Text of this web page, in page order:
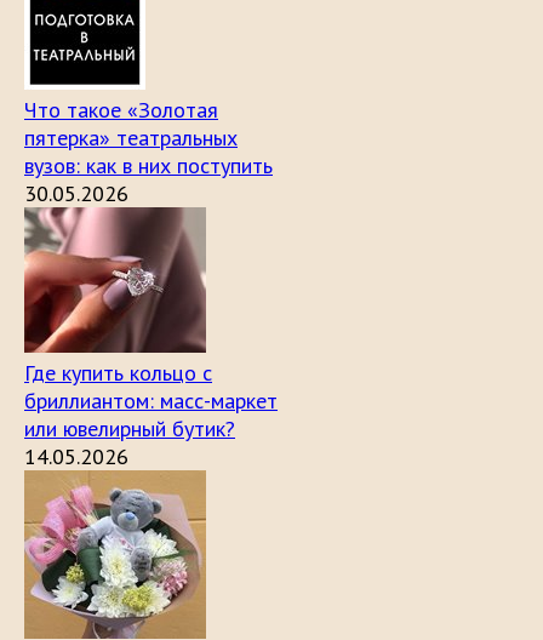
Что такое «Золотая
пятерка» театральных
вузов: как в них поступить
30.05.2026
Где купить кольцо с
бриллиантом: масс-маркет
или ювелирный бутик?
14.05.2026